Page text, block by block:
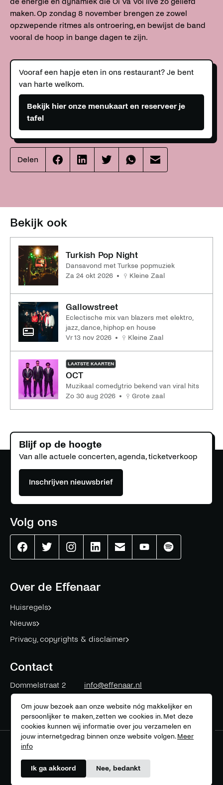
maken. Op zondag 8 november brengen ze zowel
opzwepende ritmes als ontroering, en bewijst de band
vooral de hoop in bange dagen te zijn.
Vooraf een hapje eten in ons restaurant? Je bent
van harte welkom.
Bekijk hier onze menukaart en reserveer je
tafel
Delen
Effenaar
op
Effenaar
op
Effenaar
op
Effenaar
op
Effenaar
op
Bekijk ook
Turkish Pop Night
Dansavond met Turkse popmuziek
za 24 okt 2026
Kleine Zaal
Gallowstreet
Eclectische mix van blazers met elektro,
jazz, dance, hiphop en house
vr 13 nov 2026
Kleine Zaal
LAATSTE KAARTEN
OCT
Muzikaal comedytrio bekend van viral hits
zo 30 aug 2026
Grote zaal
Over de Effenaar
Huisregels
Nieuws
Privacy, copyrights & disclaimer
Contact
Dommelstraat 2
5611 CK
info@effenaar.nl
Blijf op de hoogte
Van alle actuele concerten, agenda, ticketverkoop
Inschrijven nieuwsbrief
Volg ons
EffenaarEffenaarEffenaarEffenaarEffenaarEffenaarEffenaar
Meer over onze partners
Om jouw bezoek aan onze website nóg makkelijker en
persoonlijker te maken, zetten we cookies in. Met deze
cookies kunnen wij informatie over jou verzamelen en
jouw internetgedrag binnen onze website volgen. Meer
info
Ik ga akkoord Nee, bedankt